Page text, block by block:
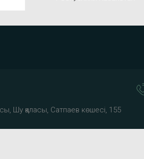
Шу қаласы, Сатпаев көшесі, 155